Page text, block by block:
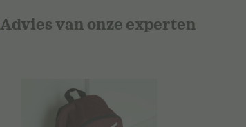
Advies van onze experten